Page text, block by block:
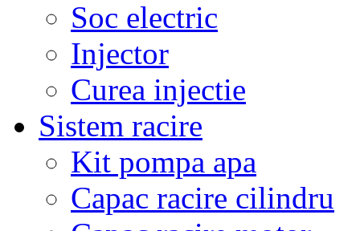
Soc electric
Injector
Curea injectie
Sistem racire
Kit pompa apa
Capac racire cilindru